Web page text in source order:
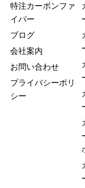
特注カーボンファ
イバー
ブログ
会社案内
お問い合わせ
プライバシーポリ
シー